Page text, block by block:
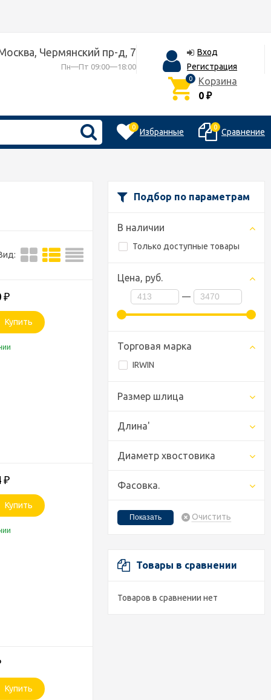
Чермянский пр-д, 7
Пн—Пт 09:00—18:00
Вход
Регистрация
0
Корзина
0 ₽
0 Избранные 0 Сравнение
Подбор по параметрам
В наличии
Только доступные товары
Цена, руб.
—
Торговая марка
IRWIN
Размер шлица
Длина'
Диаметр хвостовика
Фасовка.
Очистить
Товары в сравнении
Товаров в сравнении нет
₽
Купить
₽
Купить
Купить